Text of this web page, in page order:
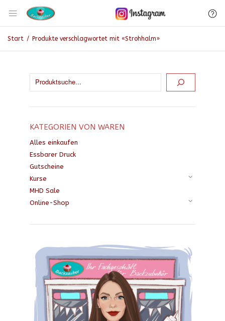
Start / Produkte verschlagwortet mit «Strohhalm»
KATEGORIEN VON WAREN
Alles einkaufen
Essbarer Druck
Gutscheine
Kurse
MHD Sale
Online-Shop